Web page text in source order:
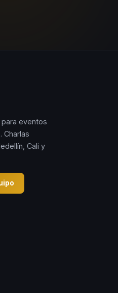
eventos
Charlas
Cali y